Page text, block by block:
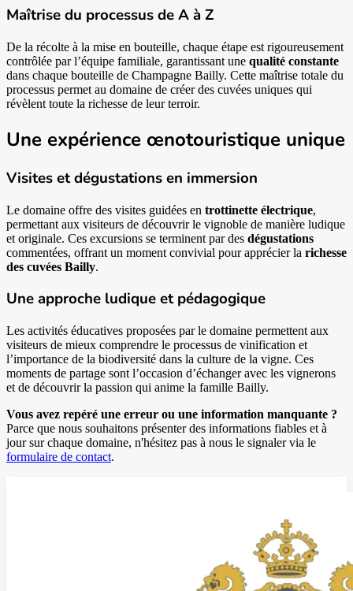
Maîtrise du processus de A à Z
De la récolte à la mise en bouteille, chaque étape est rigoureusement
contrôlée par l’équipe familiale, garantissant une qualité constante
dans chaque bouteille de Champagne Bailly. Cette maîtrise totale du
processus permet au domaine de créer des cuvées uniques qui
révèlent toute la richesse de leur terroir.
Une expérience œnotouristique unique
Visites et dégustations en immersion
Le domaine offre des visites guidées en trottinette électrique,
permettant aux visiteurs de découvrir le vignoble de manière ludique
et originale. Ces excursions se terminent par des dégustations
commentées, offrant un moment convivial pour apprécier la richesse
des cuvées Bailly.
Une approche ludique et pédagogique
Les activités éducatives proposées par le domaine permettent aux
visiteurs de mieux comprendre le processus de vinification et
l’importance de la biodiversité dans la culture de la vigne. Ces
moments de partage sont l’occasion d’échanger avec les vignerons
et de découvrir la passion qui anime la famille Bailly.
Vous avez repéré une erreur ou une information manquante ?
Parce que nous souhaitons présenter des informations fiables et à
jour sur chaque domaine, n'hésitez pas à nous le signaler via le
formulaire de contact.